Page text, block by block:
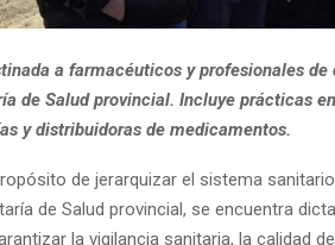
a farmacéuticos y profesionales
de Salud provincial. Incluye prácticas
y distribuidoras de medicamentos.
de jerarquizar el sistema
de Salud provincial, se encuentra
la vigilancia sanitaria, la calidad